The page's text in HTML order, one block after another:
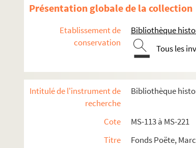
Présentation globale de la collection
Etablissement de
conservation
Bibliothèque
Tous les
Intitulé de l'instrument de
recherche
Bibliothèque
Cote
MS-113 à MS-221
Titre
Fonds Poëte,
8-MS-4809. Marcel Poëte. Étude sur les origines
Antiquité. Notes de travail
Moyen Âge. Notes de travail, textes d'articles et
Époque moderne (XVIe-XVIIIesiècles). Notes de
Époque contemporaine (1789 à nos jours).